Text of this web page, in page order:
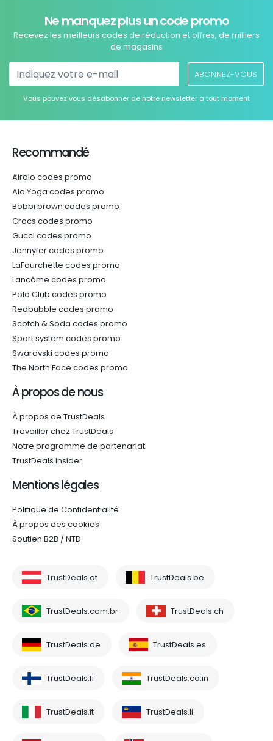
Ne manquez plus un code promo
Recevez les meilleurs codes de réduction et offres, de milliers
de magasins
ABONNEZ-VOUS
Vous pouvez vous désabonner de notre newsletter à tout moment
Recommandé
Airalo codes promo
Alo Yoga codes promo
Bobbi brown codes promo
Crocs codes promo
Gucci codes promo
Jennyfer codes promo
LaFourchette codes promo
Lancôme codes promo
Polo Club codes promo
Redbubble codes promo
Scotch & Soda codes promo
Sport system codes promo
Swarovski codes promo
The North Face codes promo
À propos de nous
À propos de TrustDeals
Travailler chez TrustDeals
Notre programme de partenariat
TrustDeals Insider
Mentions légales
Politique de Confidentialité
À propos des cookies
Soutien B2B / NTD
TrustDeals.at TrustDeals.be
TrustDeals.com.br TrustDeals.ch
TrustDeals.de TrustDeals.es
TrustDeals.fi TrustDeals.co.in
TrustDeals.it TrustDeals.li